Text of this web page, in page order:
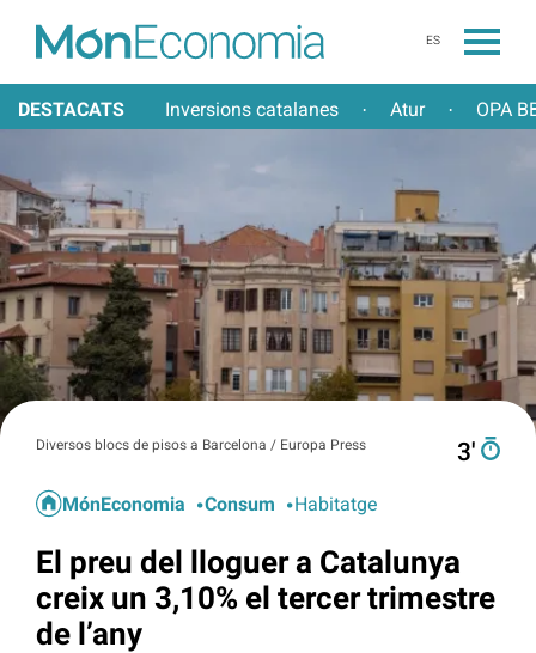
ES
DESTACATS Inversions catalanes · Atur · OPA
Diversos blocs de pisos a Barcelona / Europa Press 3′
MónEconomia Consum Habitatge
El preu del lloguer a Catalunya
creix un 3,10% el tercer trimestre
de l’any